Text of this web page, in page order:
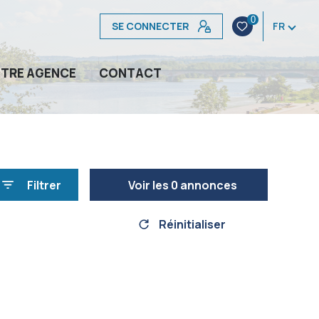
SE CONNECTER 0 FR
AGENCE CONTACT
Filtrer Voir les 0 annonces
Réinitialiser